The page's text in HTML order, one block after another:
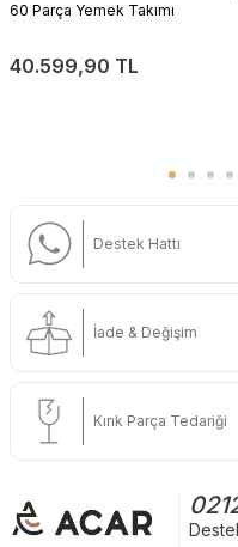
60 Parça Yemek Takımı
40.599,90 TL
Destek Hattı
İade & Değişim
Kırık Parça Tedariği